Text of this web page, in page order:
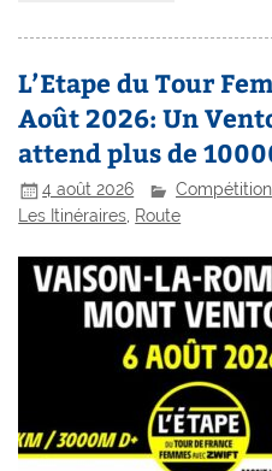
L’Etape du Tour
Août 2026: Un
attend plus de
4 août 2026 Compétition
Les Itinéraires Route